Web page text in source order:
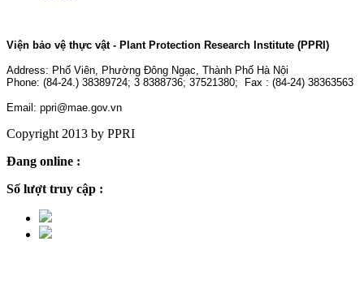
Viện bảo vệ thực vật - Plant Protection Research Institute (PPRI)
Address: Phố Viên, Phường Đông Ngạc, Thành Phố Hà Nội
Phone: (84-24.) 38389724; 3 8388736; 37521380; Fax : (84-24) 38363563
Email: ppri@mae.gov.vn
Copyright 2013 by PPRI
Đang online :
Số lượt truy cập :